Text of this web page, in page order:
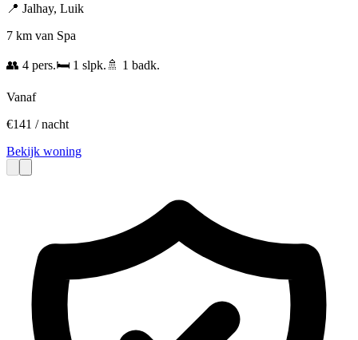
📍 Jalhay, Luik
7 km van Spa
👥 4 pers.🛏️ 1 slpk. 🚿 1 badk.
Vanaf
€141 / nacht
Bekijk woning